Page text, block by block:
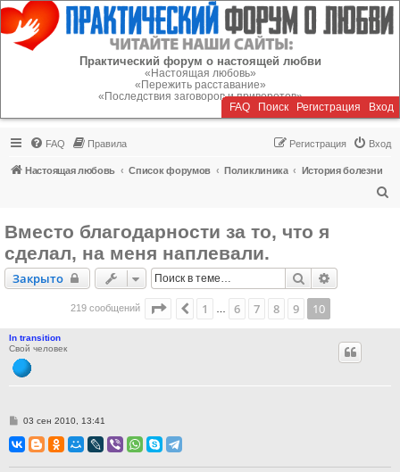
Регистрация
Практический форум о настоящей любви
«Настоящая любовь»
«Пережить расставание»
«Последствия заговоров и приворотов»
FAQ Поиск Регистрация Вход
FAQ Правила Вход
Регистрация
Настоящая любовь Список форумов Поликлиника
История болезни
Bместо благодарности за то, что я
сделал, на меня наплевали.
Закрыто
Закрыто Поиск
219 сообщений Страница 10из10
Пред.
1 6 7 8 9 10
In transition
Свой человек
С
о
б
03 сен 2010, 13:41